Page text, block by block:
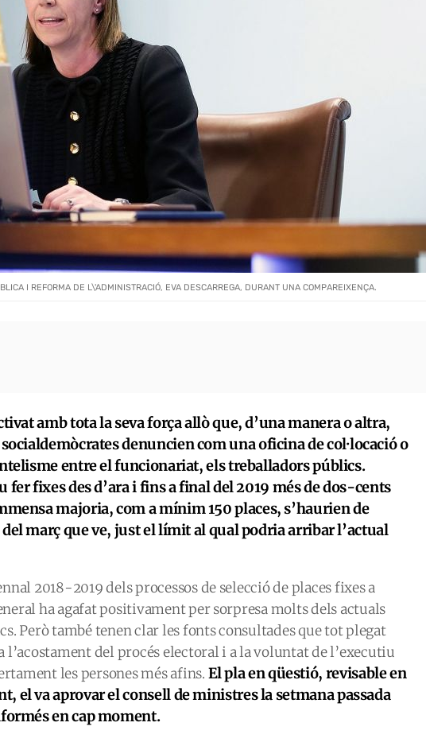
I REFORMA DE L\'ADMINISTRACIÓ, EVA DESCARREGA, DURANT UNA COMPAREIXENÇA.
amb tota la seva força allò que, d’una manera o altra,
denuncien com una oficina de col·locació o
entre el funcionariat, els treballadors públics.
fer fixes des d’ara i fins a final del 2019 més de dos-cents
majoria, com a mínim 150 places, s’haurien de
març que ve, just el límit al qual podria arribar l’actual
2018-2019 dels processos de selecció de places fixes a
ha agafat positivament per sorpresa molts dels actuals
Però també tenen clar les fonts consultades que tot plegat
l’acostament del procés electoral i a la voluntat de l’executiu
les persones més afins. El pla en qüestió, revisable en
el va aprovar el consell de ministres la setmana passada
en cap moment.